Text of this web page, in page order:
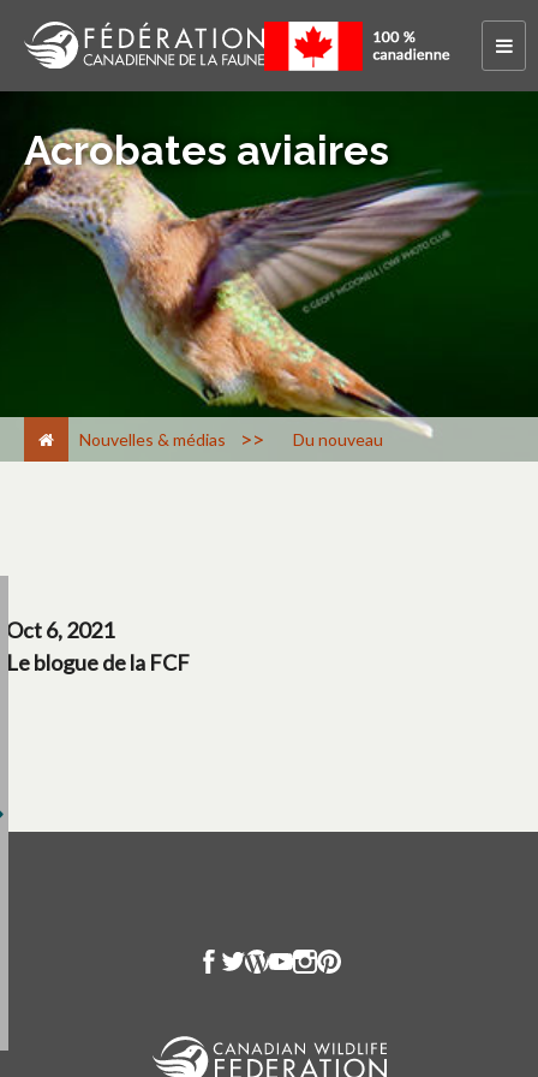
Acrobates aviaires
Nouvelles & médias > Du nouveau
Oct 6, 2021
Le blogue de la FCF